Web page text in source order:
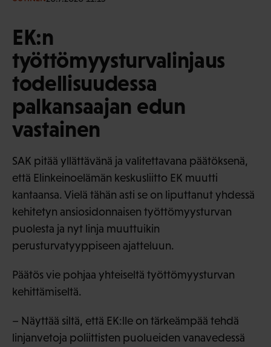
EK:n
työttömyysturvalinjaus
todellisuudessa
palkansaajan edun
vastainen
SAK pitää yllättävänä ja valitettavana päätöksenä,
että Elinkeinoelämän keskusliitto EK muutti
kantaansa. Vielä tähän asti se on liputtanut yhdessä
kehitetyn ansiosidonnaisen työttömyysturvan
puolesta ja nyt linja muuttuikin
perusturvatyyppiseen ajatteluun.
Päätös vie pohjaa yhteiseltä työttömyysturvan
kehittämiseltä.
– Näyttää siltä, että EK:lle on tärkeämpää tehdä
linjanvetoja poliittisten puolueiden vanavedessä